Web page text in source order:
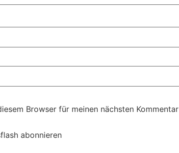
Browser für meinen nächsten Kommentar
abonnieren